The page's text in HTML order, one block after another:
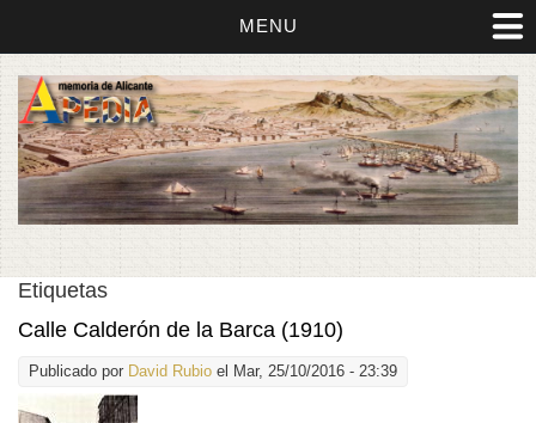
MENU
Etiquetas
Calle Calderón de la Barca (1910)
Publicado por David Rubio el Mar, 25/10/2016 - 23:39